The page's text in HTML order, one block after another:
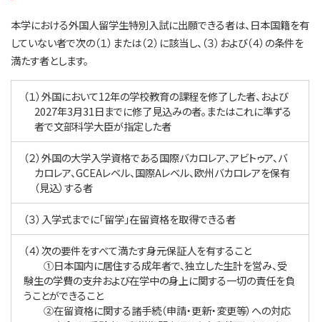
本学における外国人留学生特別入試に出願できる者は、日本国籍を有
していない者で次の（１）または（２）に該当し、（３）および（４）の条件を
満たす者とします。
（１）外国において12年の学校教育の課程を修了した者、および
2027年3月31日までに修了見込みの者。またはこれに準ずる
者で文部科学大臣が指定した者
（２）外国の大学入学資格である国際バカロレア、アビトゥア、バ
カロレア、GCEAレベル、国際Aレベル、欧州バカロレアを保有
（見込）する者
（３）入学式までに「留学」在留資格を取得できる者
（４）次の要件をすべて満たす身元保証人を有すること
①日本国内に居住する成年者で、独立した生計を営み、受
験生の学費の支弁および在学中の身上に関する一切の責任を負
うことができること
②在留資格に関する諸手続（申請・更新・変更等）への対応